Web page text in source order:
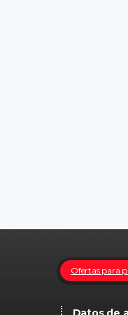
Ofertas para